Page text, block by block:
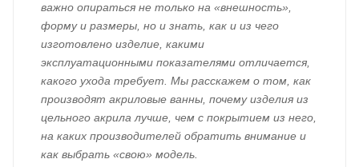
важно опираться не только на «внешность»,
форму и размеры, но и знать, как и из чего
изготовлено изделие, какими
эксплуатационными показателями отличается,
какого ухода требует. Мы расскажем о том, как
производят акриловые ванны, почему изделия из
цельного акрила лучше, чем с покрытием из него,
на каких производителей обратить внимание и
как выбрать «свою» модель.